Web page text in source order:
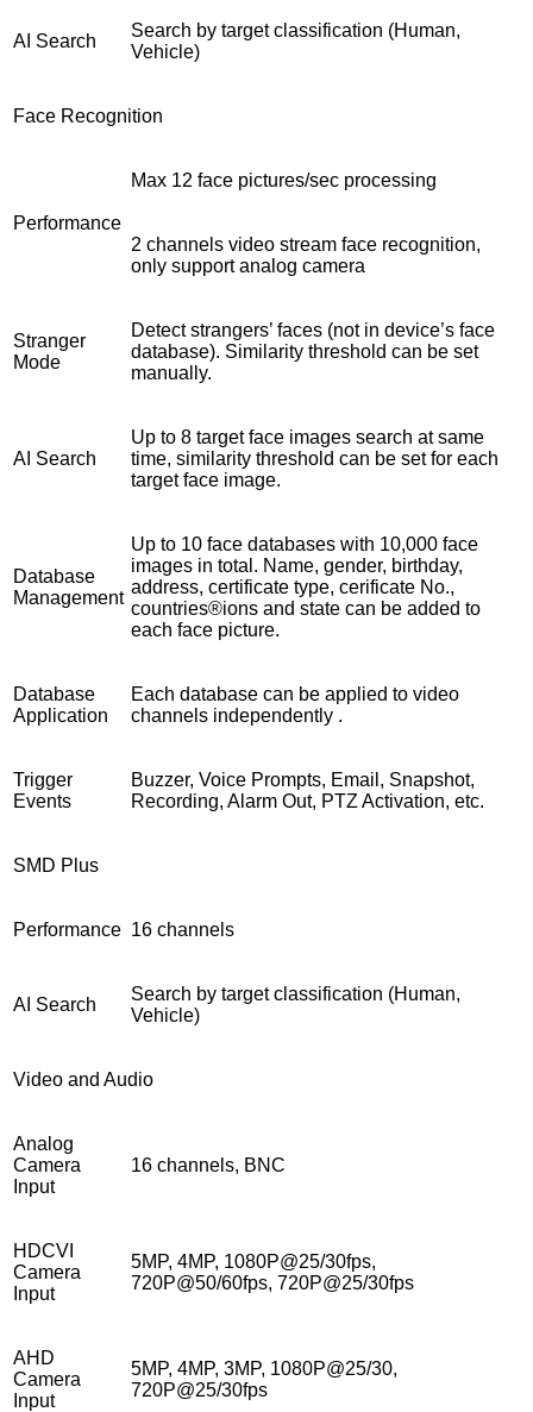
AI Search
Search by target classification (Human,
Vehicle)
Face Recognition
Performance
Max 12 face pictures/sec processing
2 channels video stream face recognition,
only support analog camera
Stranger
Mode
Detect strangers’ faces (not in device’s face
database). Similarity threshold can be set
manually.
AI Search
Up to 8 target face images search at same
time, similarity threshold can be set for each
target face image.
Database
Management
Up to 10 face databases with 10,000 face
images in total. Name, gender, birthday,
address, certificate type, cerificate No.,
countries®ions and state can be added to
each face picture.
Database
Application
Each database can be applied to video
channels independently .
Trigger
Events
Buzzer, Voice Prompts, Email, Snapshot,
Recording, Alarm Out, PTZ Activation, etc.
SMD Plus
Performance 16 channels
AI Search
Search by target classification (Human,
Vehicle)
Video and Audio
Analog
Camera
Input
16 channels, BNC
HDCVI
Camera
Input
5MP, 4MP, 1080P@25/30fps,
720P@50/60fps, 720P@25/30fps
AHD
Camera
Input
5MP, 4MP, 3MP, 1080P@25/30,
720P@25/30fps